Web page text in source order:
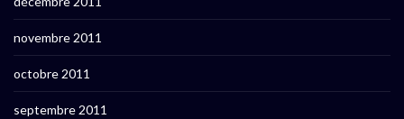
novembre 2011
octobre 2011
septembre 2011